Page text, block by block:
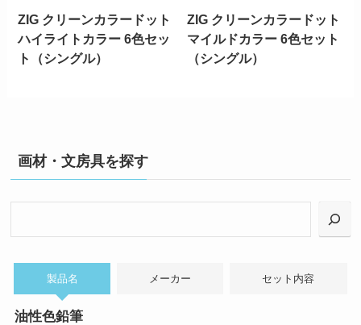
ZIG クリーンカラードット
ハイライトカラー 6色セッ
ト（シングル）
ZIG クリーンカラードット
マイルドカラー 6色セット
（シングル）
画材・文房具を探す
索
製品名 メーカー セット内容
油性色鉛筆